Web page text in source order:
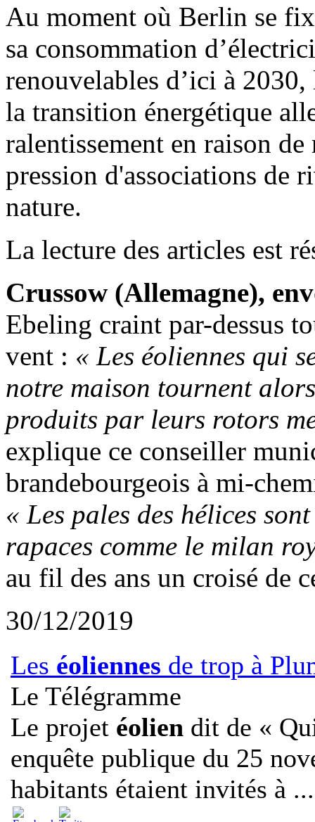
Au moment où Berlin se
sa consommation
renouvelables d’ici à
la transition énergétique
ralentissement en raison
pression d'associations de
nature.
La lecture des articles est
Crussow (Allemagne),
Ebeling craint par-dessus
vent : « Les éoliennes qui
notre maison tournent
produits par leurs rotors
explique ce conseiller
brandebourgeois à mi-
« Les pales des hélices
rapaces comme le milan
au fil des ans un croisé de
30/12/2019
Les éoliennes de trop à
Le Télégramme
Le projet éolien dit de «
enquête publique du 25
habitants étaient invités à ...